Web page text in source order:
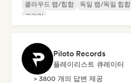
클라우드 랩/힙합
독일 랩/독일 힙합
그라임
Piloto Records
플레이리스트 큐레이터
> 3800 개의 답변 제공